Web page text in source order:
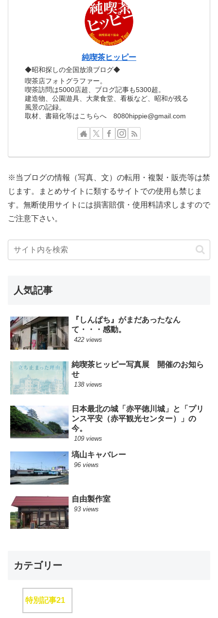
純喫茶ヒッピー
◆昭和探しの全国放浪ブログ◆
喫茶店フォトグラファー。
喫茶訪問は5000店超、ブログ記事も5300超。
建造物、公園遊具、大衆食堂、看板など、昭和が残る
風景の記録。
取材、書籍化等はこちらへ 8080hippie@gmail.com
※当ブログの情報（写真、文）の転用・複製・販売等は禁
じます。まとめサイトに類するサイトでの使用も禁じま
す。無断使用サイトには損害賠償・使用料請求しますので
ご注意下さい。
人気記事
『しんぱち』がまだあったなん
て・・・感動。
422 views
純喫茶ヒッピー写真展 開催のお知ら
せ
138 views
日本最北の城「赤平徳川城」と「プリ
ンス平安（赤平観光センター）」の
今。
109 views
塙山キャバレー
96 views
自由製作室
93 views
カテゴリー
特別記事21